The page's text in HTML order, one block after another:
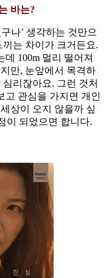
바는?
나’ 생각하는 것만으
는 차이가 크거든요.
100m 멀리 떨어져
만, 눈앞에서 목격하
리잖아요. 그런 것처
고 관심을 가지면 개인
상이 오지 않을까 싶
이 되었으면 합니다.